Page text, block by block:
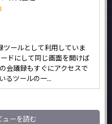
ールとして利用していま
ドにして同じ画面を開けば
会議録もすぐにアクセスで
るツールの一...
ューを読む